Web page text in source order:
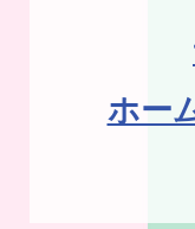
ホー